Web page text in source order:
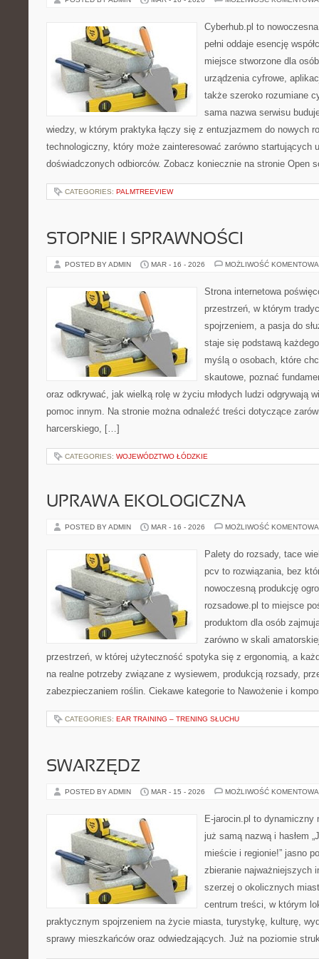
Cyberhub.pl to
pełni oddaje esencję
miejsce stworzone dla
urządzenia cyfrowe,
także szeroko rozumiane
sama nazwa serwisu
wiedzy, w którym praktyka łączy się z entuzjazmem do nowych
technologiczny, który może zainteresować zarówno startujących
doświadczonych odbiorców. Zobacz koniecznie na stronie Open
CATEGORIES: PALMTREEVIEW
STOPNIE I SPRAWNOŚCI
POSTED BY ADMIN MAR - 16 - 2026 MOŻLIWOŚĆ
Strona internetowa
przestrzeń, w którym
spojrzeniem, a pasja do
staje się podstawą
myślą o osobach, które
skautowe, poznać
oraz odkrywać, jak wielką rolę w życiu młodych ludzi odgrywają
pomoc innym. Na stronie można odnaleźć treści dotyczące
harcerskiego, […]
CATEGORIES: WOJEWÓDZTWO ŁÓDZKIE
UPRAWA EKOLOGICZNA
POSTED BY ADMIN MAR - 16 - 2026 MOŻLIWOŚĆ
Palety do rozsady, tace
pcv to rozwiązania, bez
nowoczesną produkcję
rozsadowe.pl to miejsce
produktom dla osób
zarówno w skali
przestrzeń, w której użyteczność spotyka się z ergonomią, a
na realne potrzeby związane z wysiewem, produkcją rozsady,
zabezpieczaniem roślin. Ciekawe kategorie to Nawożenie i
CATEGORIES: EAR TRAINING – TRENING SŁUCHU
SWARZĘDZ
POSTED BY ADMIN MAR - 15 - 2026 MOŻLIWOŚĆ
E-jarocin.pl to dynamiczny
już samą nazwą i hasłem
mieście i regionie!” jasno
zbieranie najważniejszych
szerzej o okolicznych
centrum treści, w którym
praktycznym spojrzeniem na życie miasta, turystykę, kulturę,
sprawy mieszkańców oraz odwiedzających. Już na poziomie